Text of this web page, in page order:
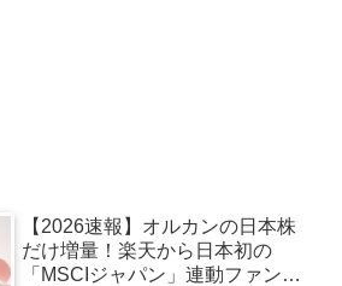
【2026速報】オルカンの日本株
だけ増量！楽天から日本初の
「MSCIジャパン」連動ファンド